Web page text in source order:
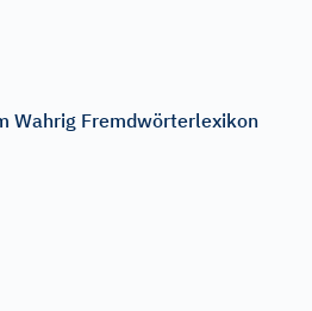
Wahrig Fremdwörterlexikon